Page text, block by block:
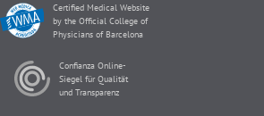
Certified Medical Website
by the Official College of
Physicians of Barcelona
Confianza Online-
Siegel für Qualität
und Transparenz